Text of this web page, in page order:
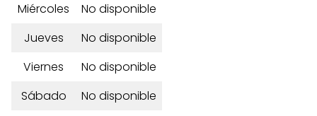
Miércoles
No disponible
Jueves
No disponible
Viernes
No disponible
Sábado
No disponible